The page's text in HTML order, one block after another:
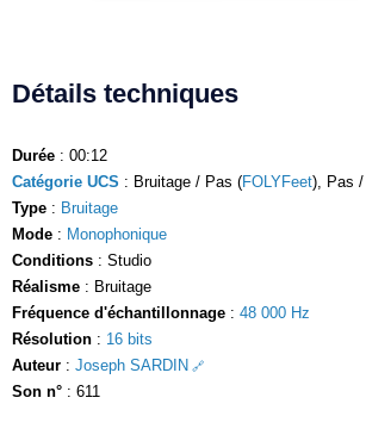
Détails techniques
Durée : 00:12
Catégorie UCS : Bruitage / Pas (FOLYFeet), Pas
Type : Bruitage
Mode : Monophonique
Conditions : Studio
Réalisme : Bruitage
Fréquence d'échantillonnage : 48 000 Hz
Résolution : 16 bits
Auteur : Joseph SARDIN
Son n° : 611